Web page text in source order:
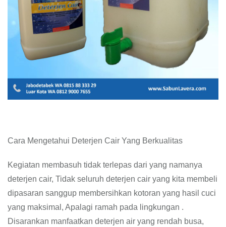
Cara Mengetahui Deterjen Cair Yang Berkualitas
Kegiatan membasuh tidak terlepas dari yang namanya
deterjen cair, Tidak seluruh deterjen cair yang kita membeli
dipasaran sanggup membersihkan kotoran yang hasil cuci
yang maksimal, Apalagi ramah pada lingkungan .
Disarankan manfaatkan deterjen air yang rendah busa,